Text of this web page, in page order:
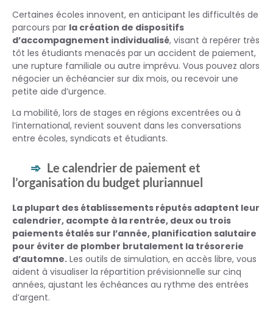
Certaines écoles innovent, en anticipant les difficultés de
parcours par la création de dispositifs
d’accompagnement individualisé, visant à repérer très
tôt les étudiants menacés par un accident de paiement,
une rupture familiale ou autre imprévu. Vous pouvez alors
négocier un échéancier sur dix mois, ou recevoir une
petite aide d’urgence.
La mobilité, lors de stages en régions excentrées ou à
l’international, revient souvent dans les conversations
entre écoles, syndicats et étudiants.
Le calendrier de paiement et
l’organisation du budget pluriannuel
La plupart des établissements réputés adaptent leur
calendrier, acompte à la rentrée, deux ou trois
paiements étalés sur l’année, planification salutaire
pour éviter de plomber brutalement la trésorerie
d’automne. Les outils de simulation, en accès libre, vous
aident à visualiser la répartition prévisionnelle sur cinq
années, ajustant les échéances au rythme des entrées
d’argent.